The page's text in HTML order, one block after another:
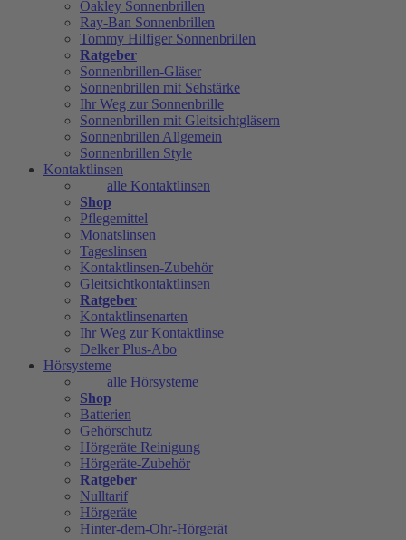
Oakley Sonnenbrillen
Ray-Ban Sonnenbrillen
Tommy Hilfiger Sonnenbrillen
Ratgeber
Sonnenbrillen-Gläser
Sonnenbrillen mit Sehstärke
Ihr Weg zur Sonnenbrille
Sonnenbrillen mit Gleitsichtgläsern
Sonnenbrillen Allgemein
Sonnenbrillen Style
Kontaktlinsen
alle Kontaktlinsen
Shop
Pflegemittel
Monatslinsen
Tageslinsen
Kontaktlinsen-Zubehör
Gleitsichtkontaktlinsen
Ratgeber
Kontaktlinsenarten
Ihr Weg zur Kontaktlinse
Delker Plus-Abo
Hörsysteme
alle Hörsysteme
Shop
Batterien
Gehörschutz
Hörgeräte Reinigung
Hörgeräte-Zubehör
Ratgeber
Nulltarif
Hörgeräte
Hinter-dem-Ohr-Hörgerät